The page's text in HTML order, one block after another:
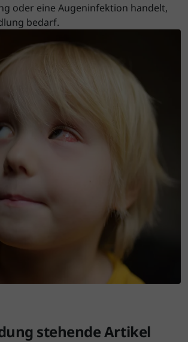
oder eine Augeninfektion handelt,
bedarf.
stehende Artikel